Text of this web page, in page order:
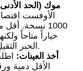
موك (الحد
1000 نسخة.
خياراً متاحاً
الحبر الثقيل المطلوب لأنماط الأوفست.
أخذ العينات:
الأقل دمية